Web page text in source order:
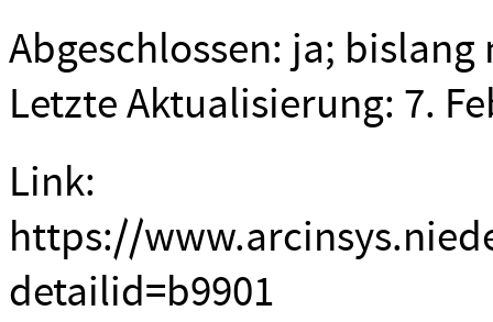
Abgeschlossen: ja;
Letzte Aktualisierung: 7.
Link:
https://
detailid=b9901